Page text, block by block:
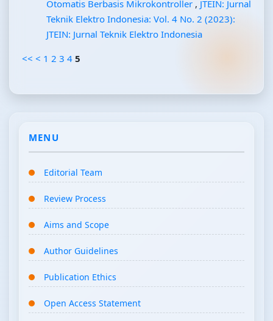
Otomatis Berbasis Mikrokontroller , JTEIN: Jurnal
Teknik Elektro Indonesia: Vol. 4 No. 2 (2023):
JTEIN: Jurnal Teknik Elektro Indonesia
<< < 1 2 3 4 5
MENU
Editorial Team
Review Process
Aims and Scope
Author Guidelines
Publication Ethics
Open Access Statement